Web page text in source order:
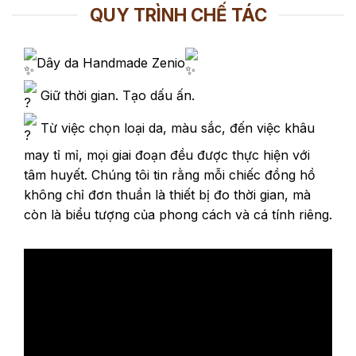
đến
1,350,000₫
QUY TRÌNH CHẾ TÁC
Dây da Handmade Zenio
Giữ thời gian. Tạo dấu ấn.
Từ việc chọn loại da, màu sắc, đến việc khâu
may tỉ mỉ, mọi giai đoạn đều được thực hiện với
tâm huyết. Chúng tôi tin rằng mỗi chiếc đồng hồ
không chỉ đơn thuần là thiết bị đo thời gian, mà
còn là biểu tượng của phong cách và cá tính riêng.